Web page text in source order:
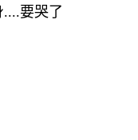
要哭了